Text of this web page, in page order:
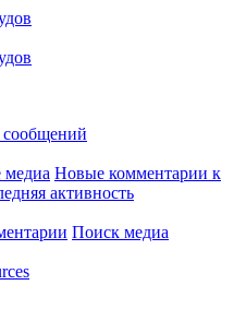
Новые комментарии к
активность
Поиск медиа